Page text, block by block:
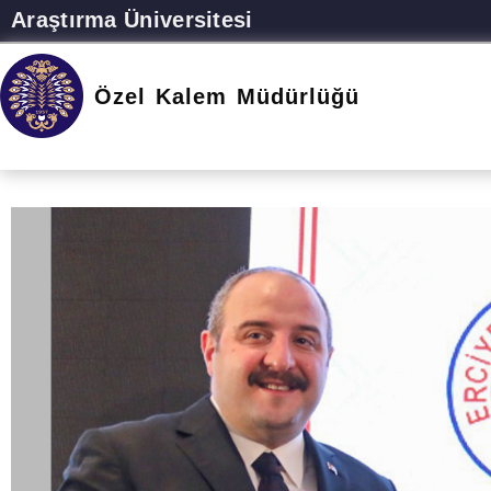
Araştırma Üniversitesi
Özel Kalem Müdürlüğü